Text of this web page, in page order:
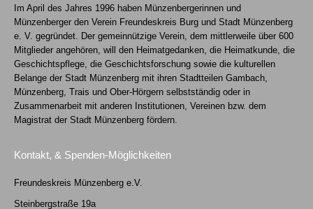
Im April des Jahres 1996 haben Münzenbergerinnen und
Münzenberger den Verein Freundeskreis Burg und Stadt Münzenberg
e. V. gegründet. Der gemeinnützige Verein, dem mittlerweile über 600
Mitglieder angehören, will den Heimatgedanken, die Heimatkunde, die
Geschichtspflege, die Geschichtsforschung sowie die kulturellen
Belange der Stadt Münzenberg mit ihren Stadtteilen Gambach,
Münzenberg, Trais und Ober-Hörgern selbstständig oder in
Zusammenarbeit mit anderen Institutionen, Vereinen bzw. dem
Magistrat der Stadt Münzenberg fördern.
Kontakt, & Spenden-Möglichkeiten
Freundeskreis Münzenberg e.V.
Steinbergstraße 19a